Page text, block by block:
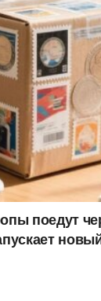
поедут